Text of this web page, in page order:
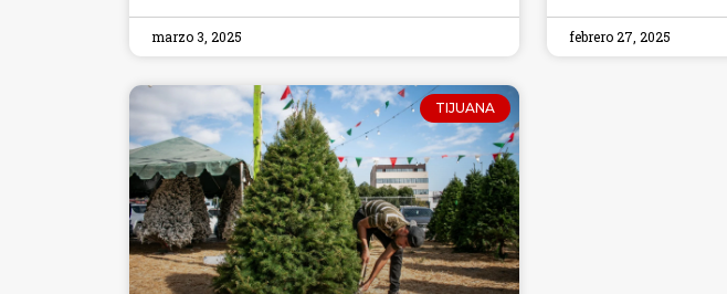
marzo 3, 2025 febrero 27, 2025
TIJUANA